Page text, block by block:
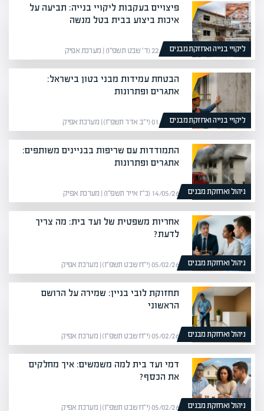
ליקויי בנייה ואחזקת מבנים
פיצויים בעקבות ליקויי בנייה: תביעה על
איכות ביצוע בבית בטל מנשה
22/01/26 (ד׳ שבט תשפ״ו) | מערכת אפיק
ליקויי בנייה ואחזקת מבנים
הבטחת עמידות מבני בטון בישראל:
אתגרים ופתרונות
01/03/26 (י״ב אדר תשפ״ו) | מערכת אפיק
ניהול ואחזקת מבנים
התמודדות עם שריפות בבניינים משותפים:
אתגרים ופתרונות
14/05/26 (כ״ז אייר תשפ״ו) | מערכת אפיק
ניהול ואחזקת מבנים
אחריות משפטית של ועד בית: מה צריך
לדעת?
05/02/26 (י״ח שבט תשפ״ו) | מערכת אפיק
ניהול ואחזקת מבנים
תחזוקת לובי בניין: שמירה על הרושם
הראשוני
05/02/26 (י״ח שבט תשפ״ו) | מערכת אפיק
ניהול ואחזקת מבנים
דמי ועד בית למה משמשים: איך מחלקים
את הכסף?
05/02/26 (י״ח שבט תשפ״ו) | מערכת אפיק